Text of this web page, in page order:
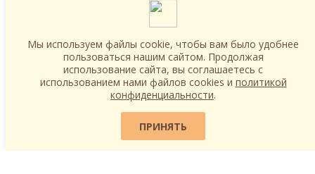
мм ) оптом или в розницу по цене "цена по запросу " с
можем предложить продукцию FAG по самым выгодным
ценам. В данный момент товар под заказ .
Отправьте нам запрос:
Артикул:
Email*:
Мы используем файлы cookie, чтобы вам было удобнее
пользоваться нашим сайтом. Продолжая
использование сайта, вы соглашаетесь c
использованием нами файлов cookies и политикой
конфиденциальности.
ПРИНЯТЬ